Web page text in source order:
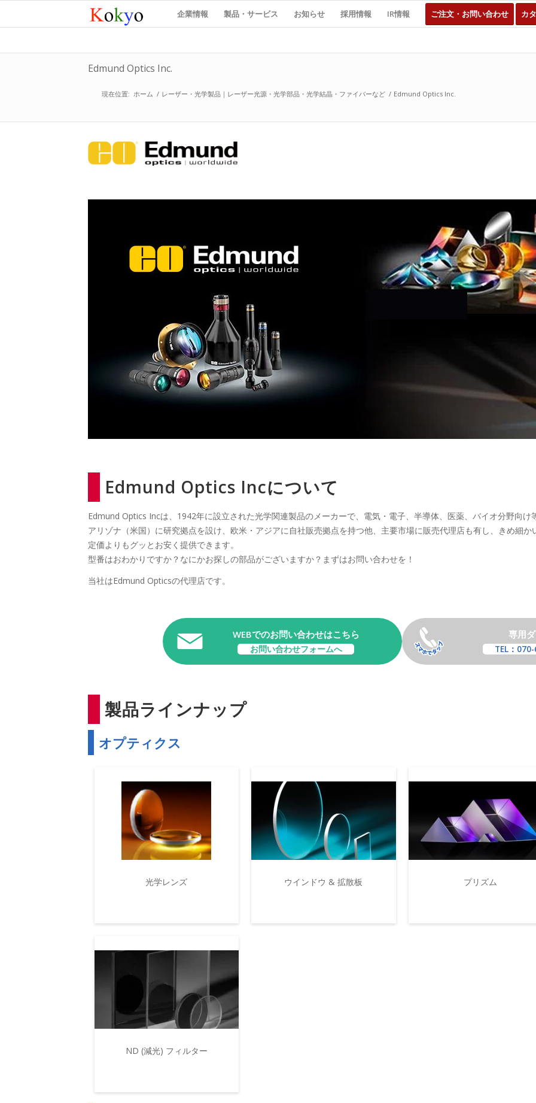
企業情報 製品・サービス お知らせ 採用情報 IR情報 ご注文・お問い合わせ カ
Edmund Optics Inc.
現在位置: ホーム / レーザー・光学製品｜レーザー光源・光学部品・光学結晶・ファイバーなど / Edmund Optics Inc.
Edmund Optics Incについて
Edmund Optics Incは、1942年に設立された光学関連製品のメーカーで、電気・電子、半導体、医薬、バイオ分野向け
アリゾナ（米国）に研究拠点を設け、欧米・アジアに自社販売拠点を持つ他、主要市場に販売代理店も有し、きめ細か
定価よりもグッとお安く提供できます。
型番はおわかりですか？なにかお探しの部品がございますか？まずはお問い合わせを！
当社はEdmund Opticsの代理店です。
WEBでのお問い合わせはこちら
お問い合わせフォームへ
専用
TEL：
製品ラインナップ
オプティクス
光学レンズ ウインドウ & 拡散板 プリズム
ND (減光) フィルター